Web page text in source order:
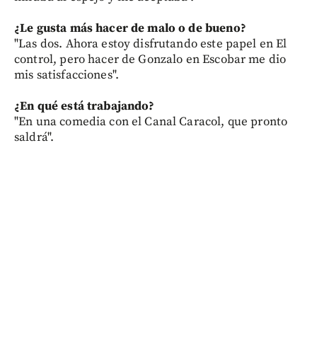
¿Le gusta más hacer de malo o de bueno?
"Las dos. Ahora estoy disfrutando este papel en El
control, pero hacer de Gonzalo en Escobar me dio
mis satisfacciones".
¿En qué está trabajando?
"En una comedia con el Canal Caracol, que pronto
saldrá".